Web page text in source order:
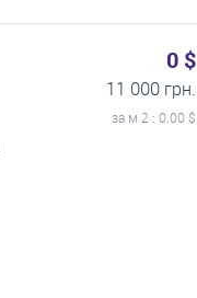
0 $
11 000 грн.
за м 2 : 0.00 $